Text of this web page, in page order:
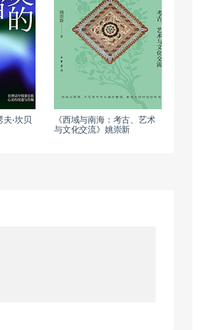
夫·坎贝
《西域与南海：考古、艺术
与文化交流》姚崇新